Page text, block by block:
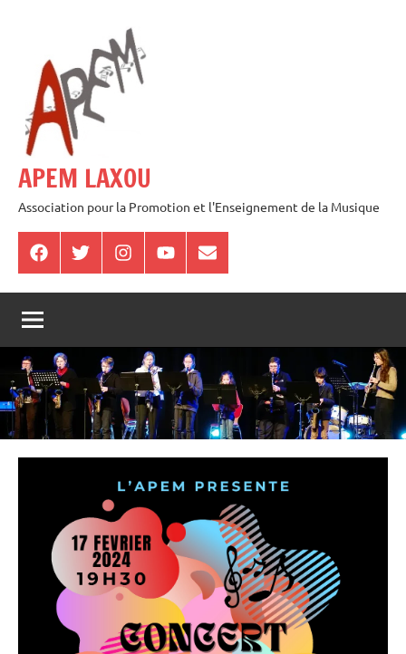
contenu
APEM LAXOU
Association pour la Promotion et l'Enseignement de la Musique
FacebookTwitterInstagramYoutube
E-
mail